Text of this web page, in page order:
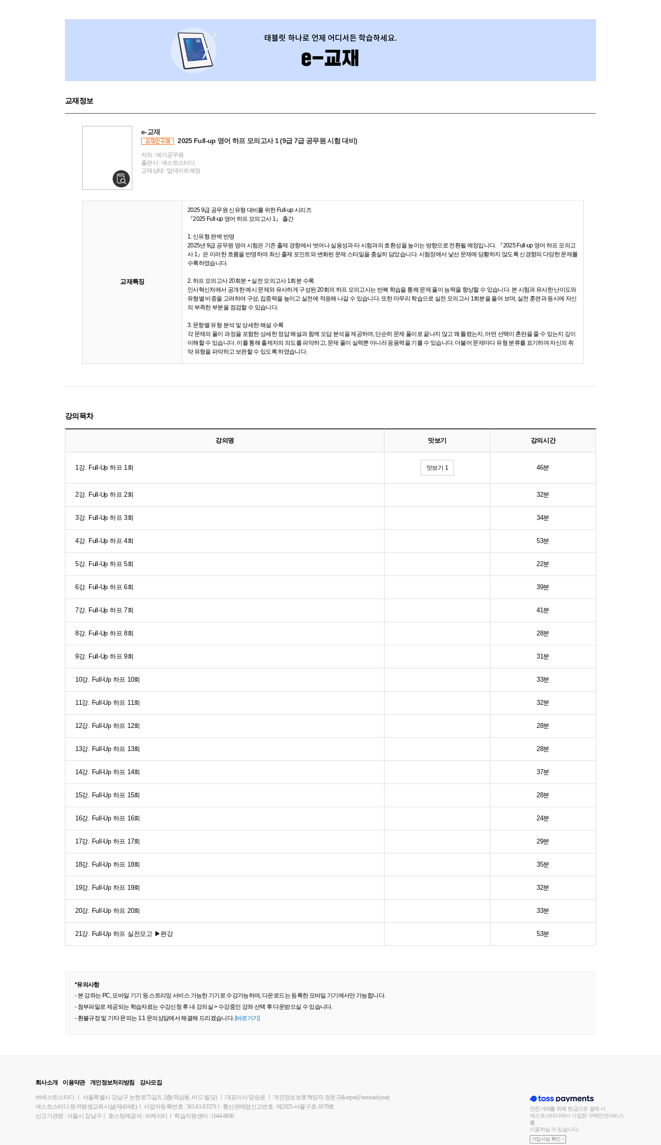
교재정보
e-교재
2025 Full-up 영어 하프 모의고사 1 (9급 7급 공무원 시험 대비)
저자 : 메가공무원
출판사 : 넥스트스터디
교재상태 : 업데이트예정
교재특징
2025 9급 공무원 신유형 대비를 위한 Full-up 시리즈
『2025 Full-up 영어 하프 모의고사 1』 출간
1. 신유형 완벽 반영
2025년 9급 공무원 영어 시험은 기존 출제 경향에서 벗어나 실용성과 타 시험과의 호환성을 높이는 방향으로 전환될 예정입니다. 『2025 Full-up 영어 하프 모의고
사 1』은 이러한 흐름을 반영하여 최신 출제 포인트와 변화된 문제 스타일을 충실히 담았습니다. 시험장에서 낯선 문제에 당황하지 않도록 신경향의 다양한 문제를
수록하였습니다.
2. 하프 모의고사 20회분 + 실전 모의고사 1회분 수록
인사혁신처에서 공개한 예시 문제와 유사하게 구성된 20회의 하프 모의고사는 반복 학습을 통해 문제 풀이 능력을 향상할 수 있습니다. 본 시험과 유사한 난이도와
유형별 비중을 고려하여 구성, 집중력을 높이고 실전에 적응해 나갈 수 있습니다. 또한 마무리 학습으로 실전 모의고사 1회분을 풀어 보며, 실전 훈련과 동시에 자신
의 부족한 부분을 점검할 수 있습니다.
3. 문항별 유형 분석 및 상세한 해설 수록
각 문제의 풀이 과정을 포함한 상세한 정답 해설과 함께 오답 분석을 제공하여, 단순히 문제 풀이로 끝나지 않고 왜 틀렸는지, 어떤 선택이 혼란을 줄 수 있는지 깊이
이해할 수 있습니다. 이를 통해 출제자의 의도를 파악하고, 문제 풀이 실력뿐 아니라 응용력을 기를 수 있습니다. 더불어 문제마다 유형 분류를 표기하여 자신의 취
약 유형을 파악하고 보완할 수 있도록 하였습니다.
강의목차
강의명 맛보기 강의시간
1강. Full-Up 하프 1회 맛보기 1 46분
2강. Full-Up 하프 2회 32분
3강. Full-Up 하프 3회 34분
4강. Full-Up 하프 4회 53분
5강. Full-Up 하프 5회 22분
6강. Full-Up 하프 6회 39분
7강. Full-Up 하프 7회 41분
8강. Full-Up 하프 8회 28분
9강. Full-Up 하프 9회 31분
10강. Full-Up 하프 10회 33분
11강. Full-Up 하프 11회 32분
12강. Full-Up 하프 12회 28분
13강. Full-Up 하프 13회 28분
14강. Full-Up 하프 14회 37분
15강. Full-Up 하프 15회 28분
16강. Full-Up 하프 16회 24분
17강. Full-Up 하프 17회 29분
18강. Full-Up 하프 18회 35분
19강. Full-Up 하프 19회 32분
20강. Full-Up 하프 20회 33분
21강. Full-Up 하프 실전모고 ▶완강 53분
*유의사항
- 본 강좌는 PC, 모바일 기기 등 스트리밍 서비스 가능한 기기로 수강가능하며, 다운로드는 등록한 모바일 기기에서만 가능합니다.
- 첨부파일로 제공되는 학습자료는 수강신청 후 내 강의실 > 수강중인 강좌 선택 후 다운받으실 수 있습니다.
- 환불규정 및 기타 문의는 1:1 문의상담에서 해결해 드리겠습니다. [바로가기]
회사소개 이용약관 개인정보처리방침 강사모집
㈜넥스트스터디 서울특별시 강남구 논현로75길 8, 2층(역삼동, 비드 빌딩) 대표이사 양승윤
개인정보보호책임자 정운규(keeper@nextstudy.net)
넥스트스터디 원격평생교육시설(제434호)ㅣ 사업자등록번호 : 561-81-03379ㅣ
통신판매업신고번호 : 제2025-서울구로-1079호
신고기관명 : 서울시 강남구
호스팅제공자 : ㈜케이티 학습지원센터 : 1644-8806
안전거래를 위해 현금으로 결제 시
넥스트스터디에서 가입한 구매안전서비스
를
이용하실 수 있습니다.
가입사실 확인 >